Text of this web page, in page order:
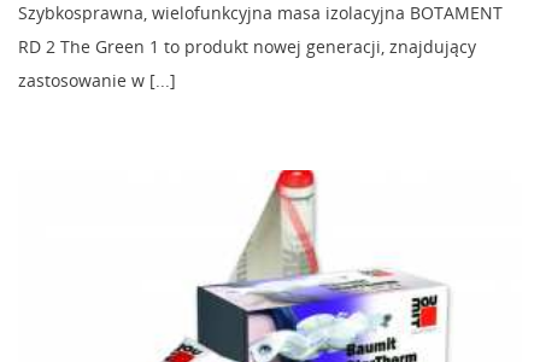
Szybkosprawna, wielofunkcyjna masa izolacyjna BOTAMENT
RD 2 The Green 1 to produkt nowej generacji, znajdujący
zastosowanie w [...]